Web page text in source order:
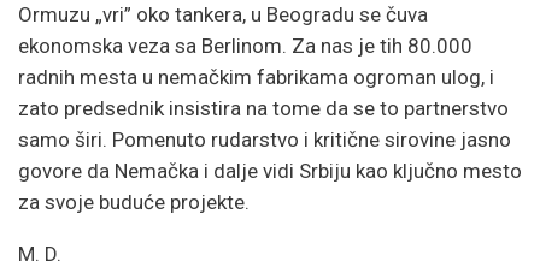
Ormuzu „vri” oko tankera, u Beogradu se čuva
ekonomska veza sa Berlinom. Za nas je tih 80.000
radnih mesta u nemačkim fabrikama ogroman ulog, i
zato predsednik insistira na tome da se to partnerstvo
samo širi. Pomenuto rudarstvo i kritične sirovine jasno
govore da Nemačka i dalje vidi Srbiju kao ključno mesto
za svoje buduće projekte.
M. D.